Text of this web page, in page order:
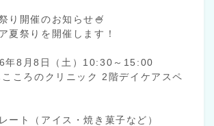
り開催のお知らせ🍧
夏祭りを開催します！
年8月8日（土）10:30～15:00
ころのクリニック 2階デイケアスペ
ート（アイス・焼き菓子など）